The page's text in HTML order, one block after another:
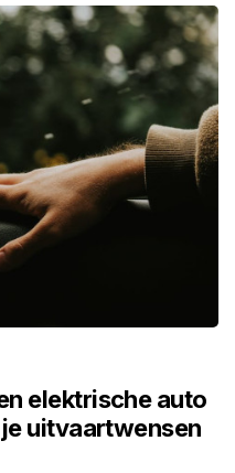
elektrische auto
uitvaartwensen